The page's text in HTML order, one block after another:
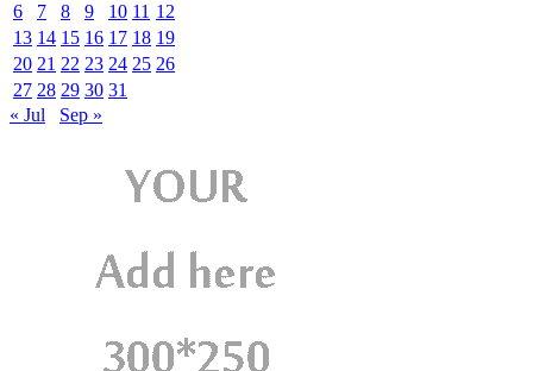
6
7 8 9 10 11 12
13 14 15 16 17 18 19
20 21 22 23 24 25 26
27 28 29 30 31
« Jul
Sep »